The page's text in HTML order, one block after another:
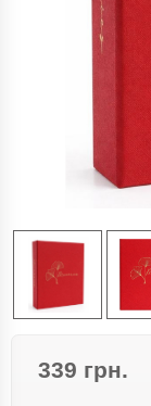
339 грн.